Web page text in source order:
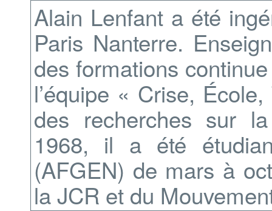
Alain Lenfant a été
Paris Nanterre.
des formations
l’équipe « Crise,
des recherches sur
1968, il a été
(AFGEN) de mars à
la JCR et du